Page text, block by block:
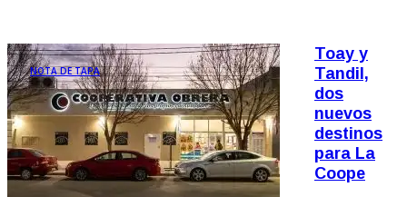
NOTA DE TAPA
Toay y
Tandil,
dos
nuevos
destinos
para La
Coope